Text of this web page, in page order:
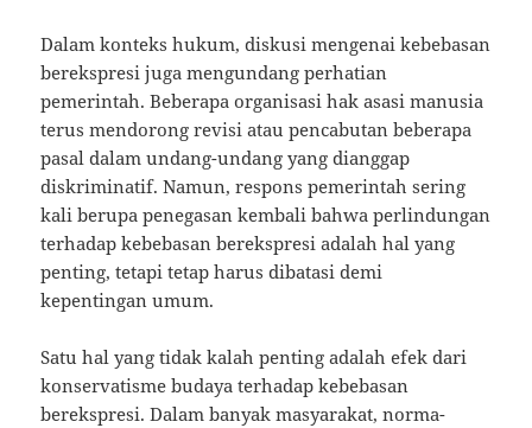
Dalam konteks hukum, diskusi mengenai kebebasan
berekspresi juga mengundang perhatian
pemerintah. Beberapa organisasi hak asasi manusia
terus mendorong revisi atau pencabutan beberapa
pasal dalam undang-undang yang dianggap
diskriminatif. Namun, respons pemerintah sering
kali berupa penegasan kembali bahwa perlindungan
terhadap kebebasan berekspresi adalah hal yang
penting, tetapi tetap harus dibatasi demi
kepentingan umum.
Satu hal yang tidak kalah penting adalah efek dari
konservatisme budaya terhadap kebebasan
berekspresi. Dalam banyak masyarakat, norma-